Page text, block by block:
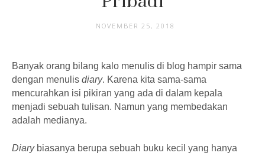
NOVEMBER 25, 2018
Banyak orang bilang kalo menulis di blog hampir sama
dengan menulis diary. Karena kita sama-sama
mencurahkan isi pikiran yang ada di dalam kepala
menjadi sebuah tulisan. Namun yang membedakan
adalah medianya.
Diarybiasanya berupa sebuah buku kecil yang hanya